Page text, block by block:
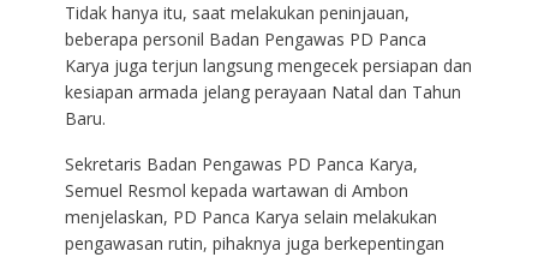
Tidak hanya itu, saat melakukan peninjauan,
beberapa personil Badan Pengawas PD Panca
Karya juga terjun langsung mengecek persiapan dan
kesiapan armada jelang perayaan Natal dan Tahun
Baru.
Sekretaris Badan Pengawas PD Panca Karya,
Semuel Resmol kepada wartawan di Ambon
menjelaskan, PD Panca Karya selain melakukan
pengawasan rutin, pihaknya juga berkepentingan